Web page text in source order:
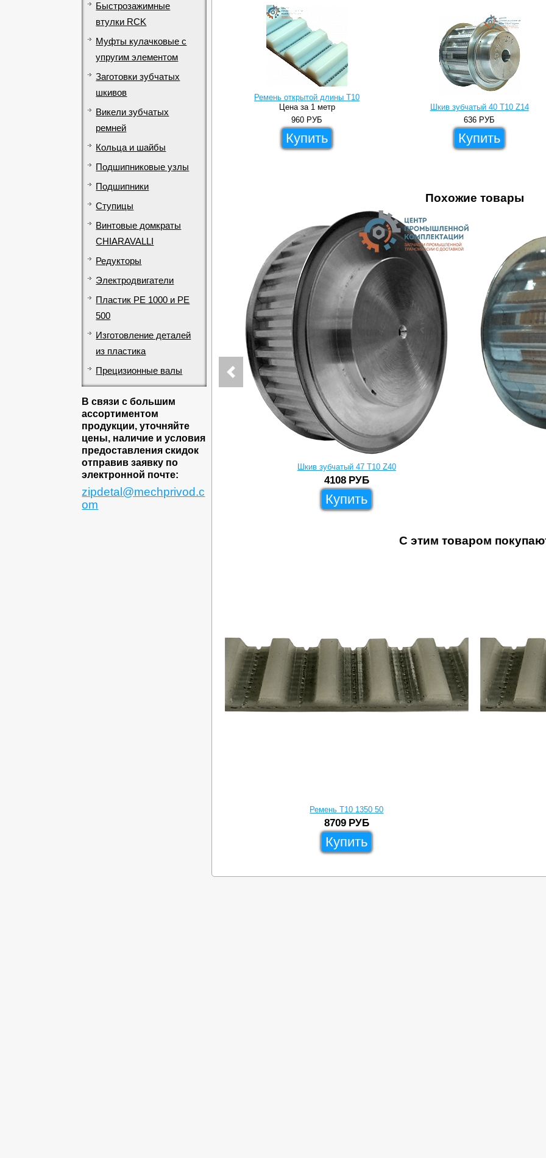
Быстрозажимные
втулки RCK
Муфты кулачковые с
упругим элементом
Заготовки зубчатых
шкивов
Викели зубчатых
ремней
Кольца и шайбы
Подшипниковые узлы
Подшипники
Ступицы
Винтовые домкраты
CHIARAVALLI
Редукторы
Электродвигатели
Пластик PE 1000 и PE
500
Изготовление деталей
из пластика
Прецизионные валы
В связи с большим
ассортиментом
продукции, уточняйте
цены, наличие и условия
предоставления скидок
отправив заявку по
электронной почте:
zipdetal@mechprivod.c
om
Ремень открытой длины T10
Цена за 1 метр
960 РУБ
Купить
Шкив зубчатый 40 T10 Z14
636 РУБ
Купить
Похожие товары
Шкив зубчатый 47 T10 Z40
4108 РУБ
Купить
С этим товаром
Ремень T10 1350 50
8709 РУБ
Купить